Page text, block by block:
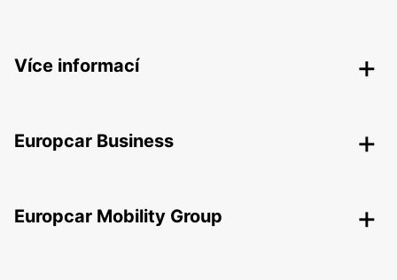
Více informací
Europcar Business
Europcar Mobility Group